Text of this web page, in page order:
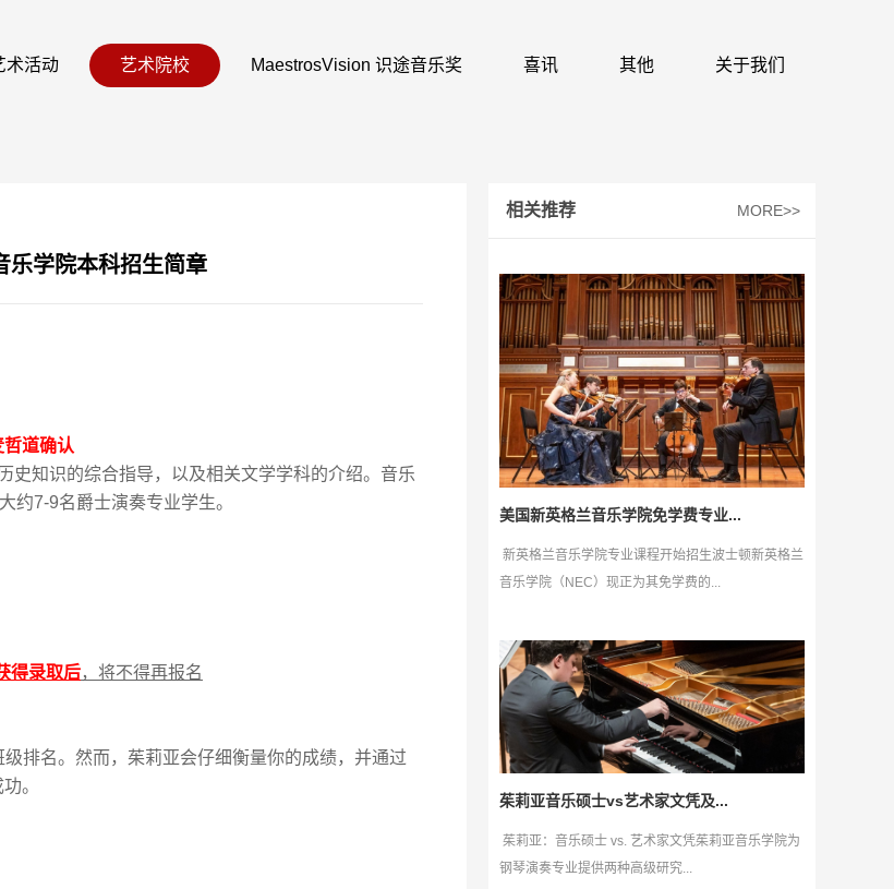
术活动 艺术院校 MaestrosVision 识途音乐奖 喜讯 其他 关于我们
乐学院本科招生简章
道确认
史知识的综合指导，以及相关文学学科的介绍。音乐
约7-9名爵士演奏专业学生。
得录取后，将不得再报名
级排名。然而，茱莉亚会仔细衡量你的成绩，并通过
。
相关推荐 MORE>>
美国新英格兰音乐学院免学费专业...
新英格兰音乐学院专业课程开始招生波士顿新英格兰
音乐学院（NEC）现正为其免学费的...
茱莉亚音乐硕士vs艺术家文凭及...
茱莉亚：音乐硕士 vs. 艺术家文凭茱莉亚音乐学院为
钢琴演奏专业提供两种高级研究...